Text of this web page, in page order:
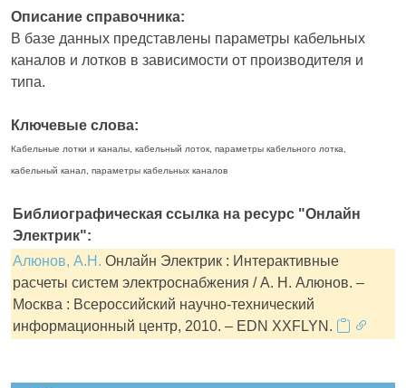
Описание справочника:
В базе данных представлены параметры кабельных
каналов и лотков в зависимости от производителя и
типа.
Ключевые слова:
Кабельные лотки и каналы, кабельный лоток, параметры кабельного лотка,
кабельный канал, параметры кабельных каналов
Библиографическая ссылка на ресурс "Онлайн
Электрик":
Алюнов, А.Н. Онлайн Электрик : Интерактивные
расчеты систем электроснабжения / А. Н. Алюнов. –
Москва : Всероссийский научно-технический
информационный центр, 2010. – EDN XXFLYN.